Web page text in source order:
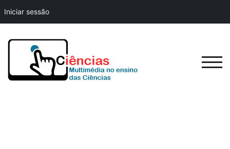
Iniciar sessão
to
content